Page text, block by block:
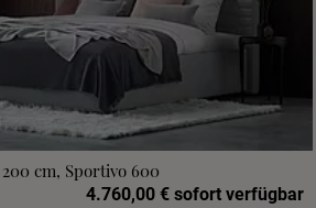
cm, Sportivo 600
4.760,00 € sofort verfügbar